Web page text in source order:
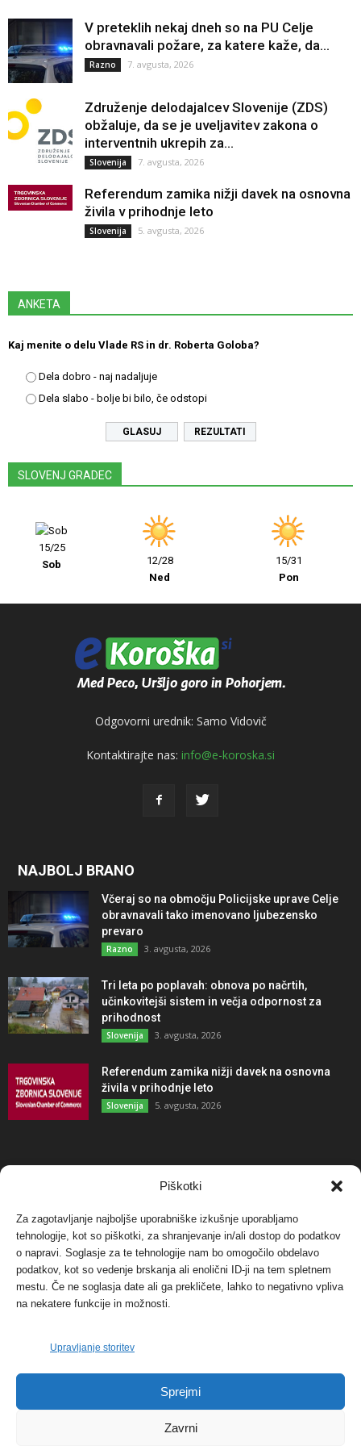
Piškotki
Za zagotavljanje najboljše uporabniške izkušnje uporabljamo
tehnologije, kot so piškotki, za shranjevanje in/ali dostop do podatkov
o napravi. Soglasje za te tehnologije nam bo omogočilo obdelavo
podatkov, kot so vedenje brskanja ali enolični ID-ji na tem spletnem
mestu. Če ne soglasja date ali ga prekličete, lahko to negativno vpliva
na nekatere funkcije in možnosti.
Upravljanje storitev
Sprejmi
Zavrni
V preteklih nekaj dneh so na PU Celje
obravnavali požare, za katere kaže, da...
Razno 7. avgusta, 2026
Združenje delodajalcev Slovenije (ZDS)
obžaluje, da se je uveljavitev zakona o
interventnih ukrepih za...
Slovenija 7. avgusta, 2026
Referendum zamika nižji davek na osnovna
živila v prihodnje leto
Slovenija 5. avgusta, 2026
ANKETA
Kaj menite o delu Vlade RS in dr. Roberta Goloba?
Dela dobro - naj nadaljuje
Dela slabo - bolje bi bilo, če odstopi
REZULTATI
SLOVENJ GRADEC
15/25
Sob
12/28
Ned
15/31
Pon
Odgovorni urednik: Samo Vidovič
Kontaktirajte nas: info@e-koroska.si
NAJBOLJ BRANO
Včeraj so na območju Policijske uprave Celje
obravnavali tako imenovano ljubezensko
prevaro
Razno 3. avgusta, 2026
Tri leta po poplavah: obnova po načrtih,
učinkovitejši sistem in večja odpornost za
prihodnost
Slovenija 3. avgusta, 2026
Referendum zamika nižji davek na osnovna
živila v prihodnje leto
Slovenija 5. avgusta, 2026
NAJBOLJ KOMENTIRANO
Protest proti vetrnim elektrarnam na Ojstrici, v
svetu pa vedno bolj...
Dogodki 12. maja, 2017
Tožilstvo v Celovcu v korist elektrarnam
Verbund
FOTO: Razstava cvetličarskega mojstra Andreja
Dogodki 27. novembra, 2017